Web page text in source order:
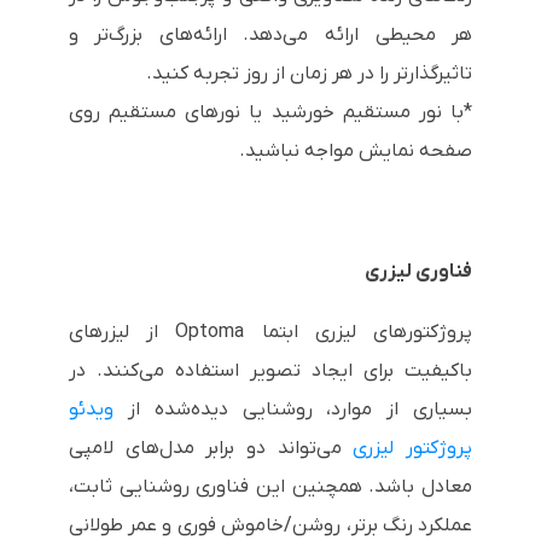
هر محیطی ارائه می‌دهد. ارائه‌های بزرگ‌تر و
تاثیرگذارتر را در هر زمان از روز تجربه کنید.
*با نور مستقیم خورشید یا نورهای مستقیم روی
صفحه نمایش مواجه نباشید.
فناوری لیزری
پروژکتورهای لیزری ابتما Optoma از لیزرهای
باکیفیت برای ایجاد تصویر استفاده می‌کنند. در
بسیاری از موارد، روشنایی دیده‌شده از ویدئو
پروژکتور لیزریمی‌تواند دو برابر مدل‌های لامپی
معادل باشد. همچنین این فناوری روشنایی ثابت،
عملکرد رنگ برتر، روشن/خاموش فوری و عمر طولانی